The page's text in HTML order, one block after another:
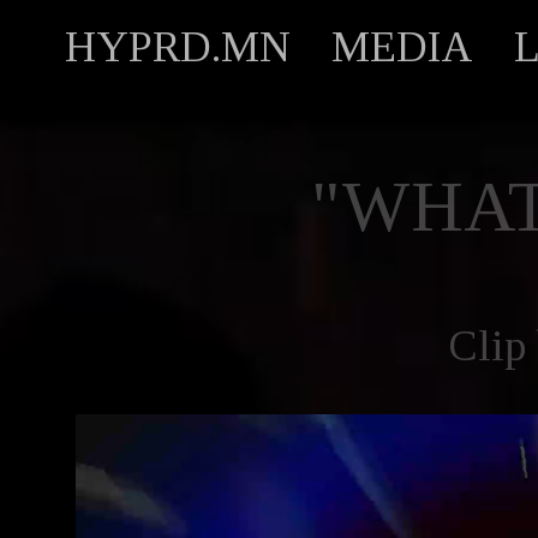
HYPRD.MN MEDIA